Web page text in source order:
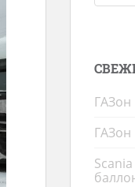
ГАЗон
ГАЗон